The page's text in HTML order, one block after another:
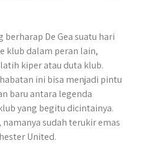
berharap De Gea suatu hari
klub dalam peran lain,
kiper atau duta klub.
ini bisa menjadi pintu
baru antara legenda
yang begitu dicintainya.
sudah terukir emas
United.